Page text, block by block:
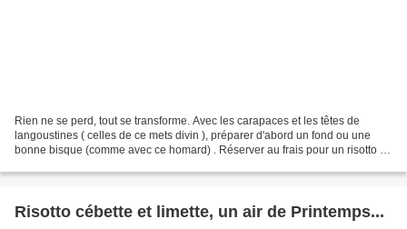
Rien ne se perd, tout se transforme. Avec les carapaces et les têtes de
langoustines ( celles de ce mets divin ), préparer d'abord un fond ou une
bonne bisque (comme avec ce homard) . Réserver au frais pour un risotto .
Risotto cébette et limette, un air de Printemps...